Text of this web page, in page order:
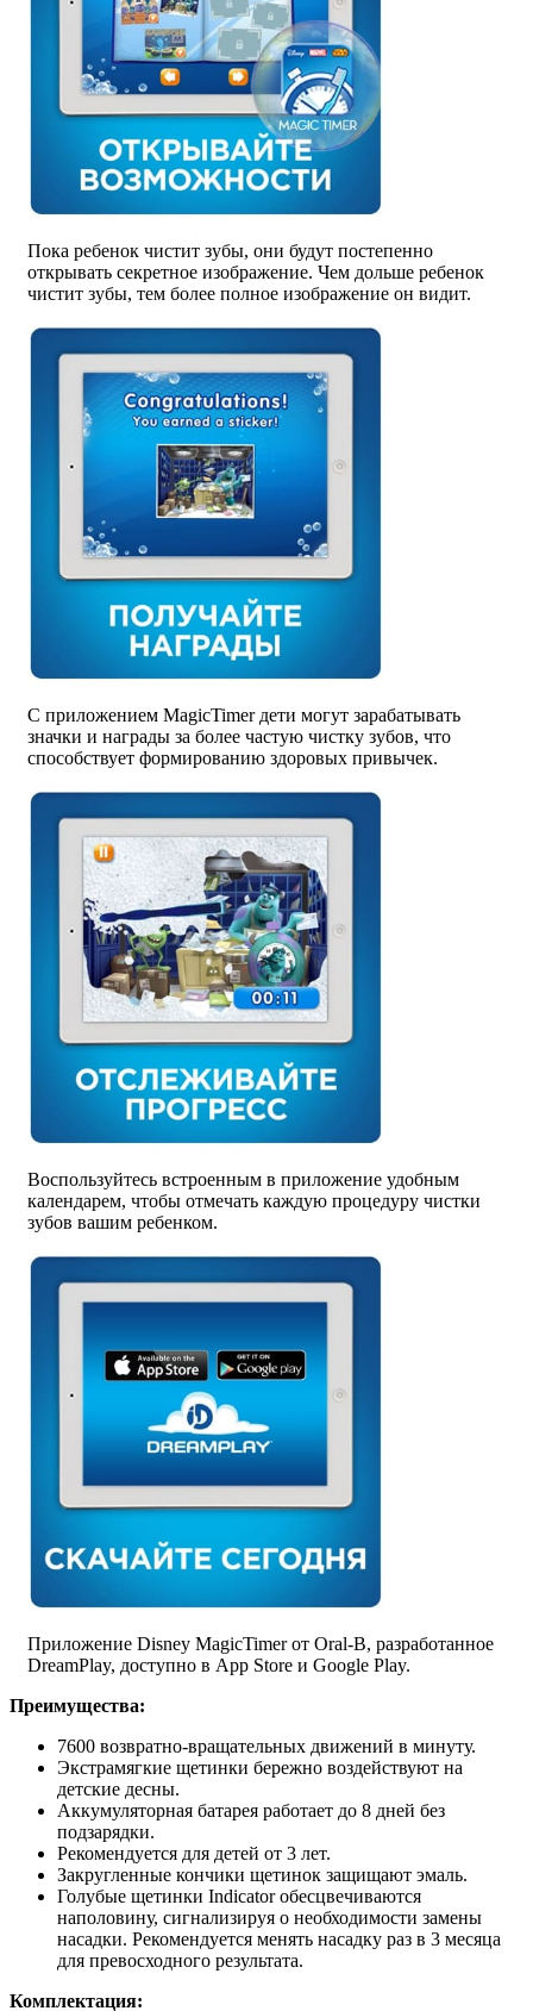
Пока ребенок чистит зубы, они будут постепенно
открывать секретное изображение. Чем дольше ребенок
чистит зубы, тем более полное изображение он видит.
С приложением MagicTimer дети могут зарабатывать
значки и награды за более частую чистку зубов, что
способствует формированию здоровых привычек.
Воспользуйтесь встроенным в приложение удобным
календарем, чтобы отмечать каждую процедуру чистки
зубов вашим ребенком.
Приложение Disney MagicTimer от Oral-B, разработанное
DreamPlay, доступно в App Store и Google Play.
Преимущества:
7600 возвратно-вращательных движений в минуту.
Экстрамягкие щетинки бережно воздействуют на
детские десны.
Аккумуляторная батарея работает до 8 дней без
подзарядки.
Рекомендуется для детей от 3 лет.
Закругленные кончики щетинок защищают эмаль.
Голубые щетинки Indicator обесцвечиваются
наполовину, сигнализируя о необходимости замены
насадки. Рекомендуется менять насадку раз в 3 месяца
для превосходного результата.
Комплектация: